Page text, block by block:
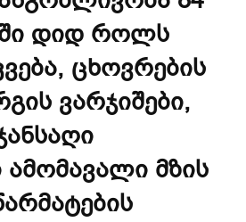
დიდ როლს
ცხოვრების
ვარჯიშები,
მზის